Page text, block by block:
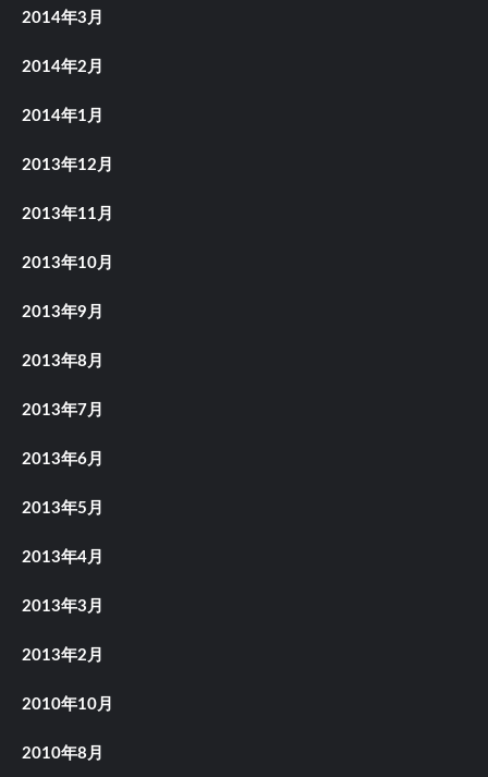
2014年3月
2014年2月
2014年1月
2013年12月
2013年11月
2013年10月
2013年9月
2013年8月
2013年7月
2013年6月
2013年5月
2013年4月
2013年3月
2013年2月
2010年10月
2010年8月